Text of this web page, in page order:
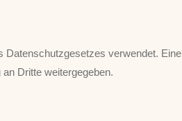
Datenschutzgesetzes verwendet. Eine
Dritte weitergegeben.